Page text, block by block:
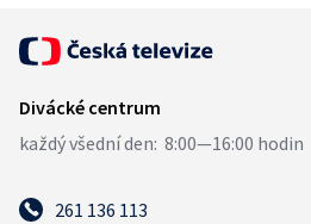
261 136 113